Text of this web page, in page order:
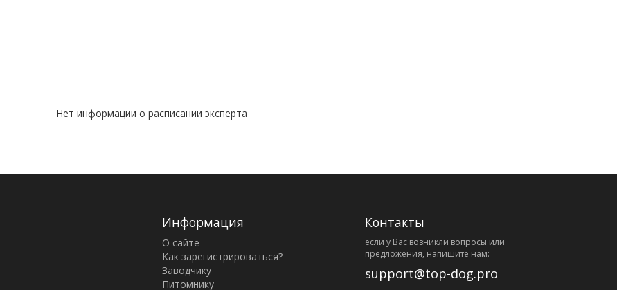
Нет информации о расписании эксперта
Информация
О сайте
Как зарегистрироваться?
Заводчику
Питомнику
Контакты
eсли у Вас возникли вопросы или
предложения, напишите нам:
support@top-dog.pro